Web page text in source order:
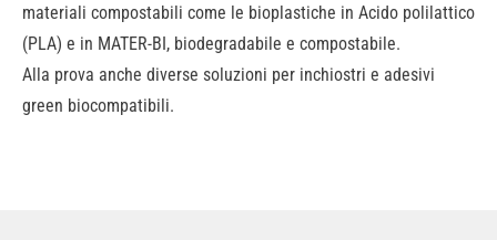
materiali compostabili come le bioplastiche in Acido polilattico
(PLA) e in MATER-BI, biodegradabile e compostabile.
Alla prova anche diverse soluzioni per inchiostri e adesivi
green biocompatibili.